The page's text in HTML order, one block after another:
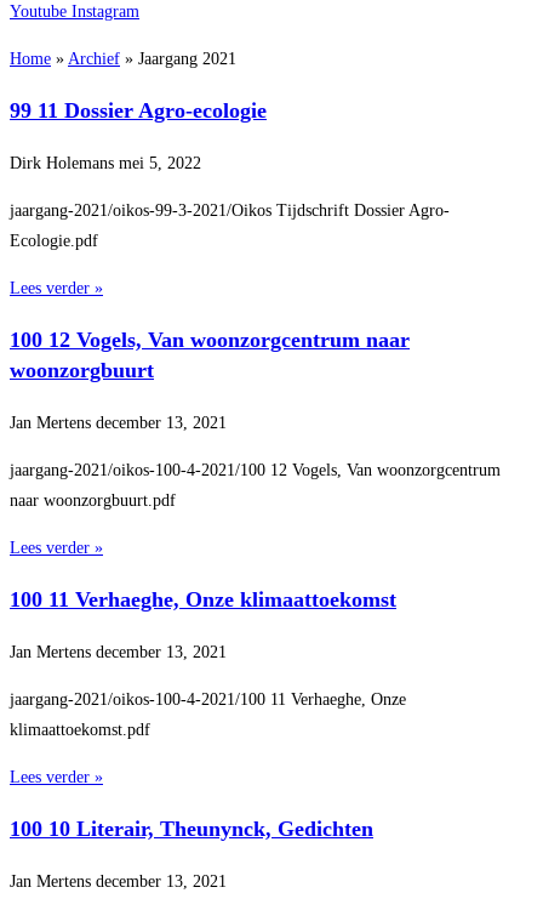
Youtube Instagram
Home » Archief » Jaargang 2021
99 11 Dossier Agro-ecologie
Dirk Holemans mei 5, 2022
jaargang-2021/oikos-99-3-2021/Oikos Tijdschrift Dossier Agro-
Ecologie.pdf
Lees verder »
100 12 Vogels, Van woonzorgcentrum naar
woonzorgbuurt
Jan Mertens december 13, 2021
jaargang-2021/oikos-100-4-2021/100 12 Vogels, Van woonzorgcentrum
naar woonzorgbuurt.pdf
Lees verder »
100 11 Verhaeghe, Onze klimaattoekomst
Jan Mertens december 13, 2021
jaargang-2021/oikos-100-4-2021/100 11 Verhaeghe, Onze
klimaattoekomst.pdf
Lees verder »
100 10 Literair, Theunynck, Gedichten
Jan Mertens december 13, 2021